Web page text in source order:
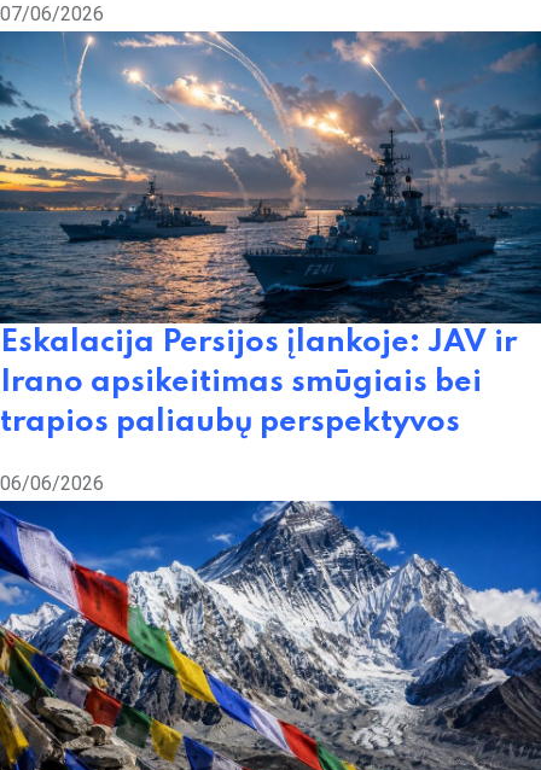
07/06/2026
Eskalacija Persijos įlankoje: JAV ir
Irano apsikeitimas smūgiais bei
trapios paliaubų perspektyvos
06/06/2026